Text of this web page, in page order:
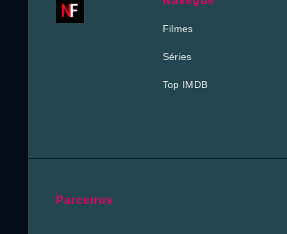
Filmes
Séries
Top IMDB
Parceiros